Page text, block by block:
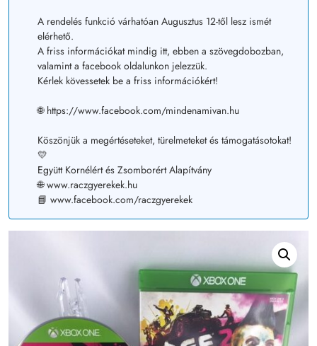
A rendelés funkció várhatóan Augusztus 12-től lesz ismét
elérhető.
A friss információkat mindig itt, ebben a szövegdobozban,
valamint a facebook oldalunkon jelezzük.
Kérlek kövessetek be a friss információkért!
🌐 https://www.facebook.com/mindenamivan.hu
Köszönjük a megértéseteket, türelmeteket és támogatásotokat!
💛
Együtt Kornélért és Zsomborért Alapítvány
🌐 www.raczgyerekek.hu
📘 www.facebook.com/raczgyerekek